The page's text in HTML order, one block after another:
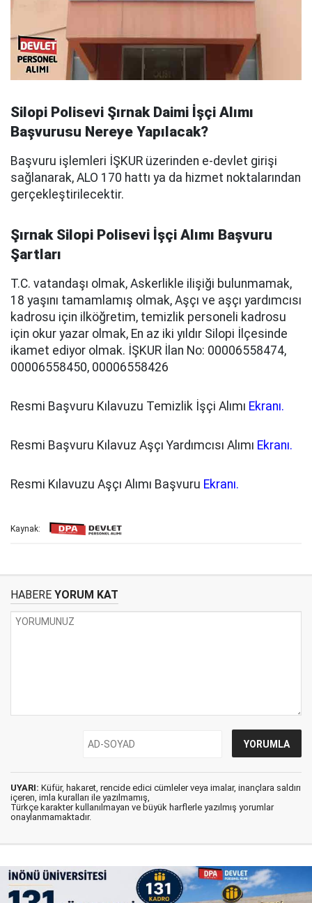
Silopi Polisevi Şırnak Daimi İşçi Alımı
Başvurusu Nereye Yapılacak?
Başvuru işlemleri İŞKUR üzerinden e-devlet girişi
sağlanarak, ALO 170 hattı ya da hizmet noktalarından
gerçekleştirilecektir.
Şırnak Silopi Polisevi İşçi Alımı Başvuru
Şartları
T.C. vatandaşı olmak, Askerlikle ilişiği bulunmamak,
18 yaşını tamamlamış olmak, Aşçı ve aşçı yardımcısı
kadrosu için ilköğretim, temizlik personeli kadrosu
için okur yazar olmak, En az iki yıldır Silopi İlçesinde
ikamet ediyor olmak. İŞKUR İlan No: 00006558474,
00006558450, 00006558426
Resmi Başvuru Kılavuzu Temizlik İşçi Alımı Ekranı.
Resmi Başvuru Kılavuz Aşçı Yardımcısı Alımı Ekranı.
Resmi Kılavuzu Aşçı Alımı Başvuru Ekranı.
Kaynak:
HABERE YORUM KAT
UYARI: Küfür, hakaret, rencide edici cümleler veya imalar, inançlara saldırı
içeren, imla kuralları ile yazılmamış,
Türkçe karakter kullanılmayan ve büyük harflerle yazılmış yorumlar
onaylanmamaktadır.